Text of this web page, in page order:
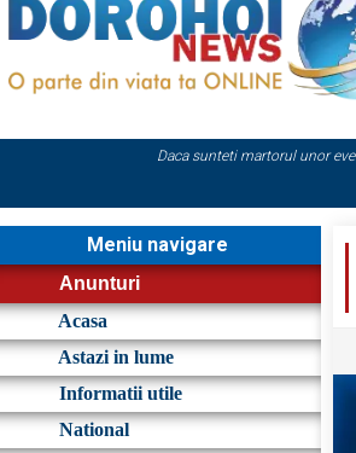
Daca sunteti martorul unor
Meniu navigare
Anunturi
Acasa
Astazi in lume
Informatii utile
National